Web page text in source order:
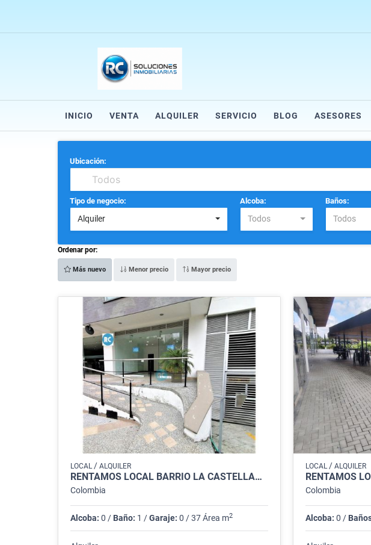
INICIO VENTA ALQUILER SERVICIO BLOG ASESORES
Ubicación:
Tipo de negocio:
Alquiler
Alcoba:
Todos
Baños:
Todos
Ordenar por:
Más nuevo Menor precio Mayor precio
LOCAL / ALQUILER
RENTAMOS LOCAL BARRIO LA CASTELLANA, ARMENIA QUINDIO
Colombia
Alcoba: 0 / Baño: 1 /Garaje: 0 / 37 Área m2
LOCAL / ALQUILER
Colombia
Alcoba: 0 /